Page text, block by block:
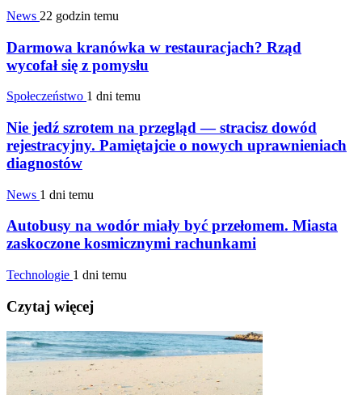
News 22 godzin temu
Darmowa kranówka w restauracjach? Rząd
wycofał się z pomysłu
Społeczeństwo 1 dni temu
Nie jedź szrotem na przegląd — stracisz dowód
rejestracyjny. Pamiętajcie o nowych uprawnieniach
diagnostów
News 1 dni temu
Autobusy na wodór miały być przełomem. Miasta
zaskoczone kosmicznymi rachunkami
Technologie 1 dni temu
Czytaj więcej